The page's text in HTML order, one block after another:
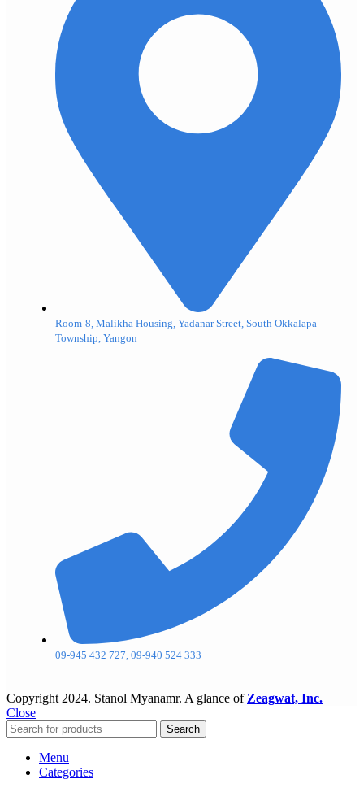
Room-8, Malikha Housing, Yadanar Street, South Okkalapa
Township, Yangon
09-945 432 727, 09-940 524 333
Copyright 2024. Stanol Myanamr. A glance of Zeagwat, Inc.
Close
Search
Menu
Categories